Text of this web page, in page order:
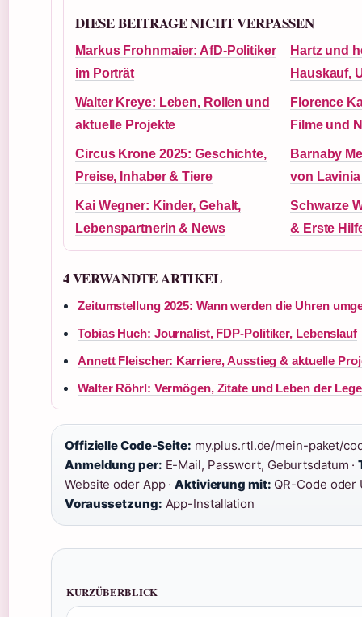
DIESE BEITRAGE NICHT VERPASSEN
Markus Frohnmaier: AfD-Politiker
im Porträt
Hartz und
Hauskauf,
Walter Kreye: Leben, Rollen und
aktuelle Projekte
Florence
Filme und
Circus Krone 2025: Geschichte,
Preise, Inhaber & Tiere
Barnaby
von
Kai Wegner: Kinder, Gehalt,
Lebenspartnerin & News
Schwarze
& Erste
4 VERWANDTE ARTIKEL
Zeitumstellung 2025: Wann werden die Uhren
Tobias Huch: Journalist, FDP-Politiker, Lebenslauf
Annett Fleischer: Karriere, Ausstieg & aktuelle
Walter Röhrl: Vermögen, Zitate und Leben der
Offizielle Code-Seite: my.plus.rtl.de/mein-paket/
Anmeldung per: E-Mail, Passwort, Geburtsdatum ·
Website oder App ·Aktivierung mit: QR-Code oder
Voraussetzung: App-Installation
KURZÜBERBLICK